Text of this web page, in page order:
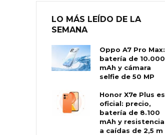
LO MÁS LEÍDO DE LA
SEMANA
Oppo A7 Pro Max:
batería de 10.000
mAh y cámara
selfie de 50 MP
Honor X7e Plus es
oficial: precio,
batería de 8.100
mAh y resistencia
a caídas de 2,5 m